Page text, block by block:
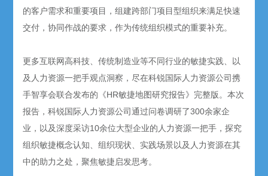
的客户需求和重要项目，组建跨部门项目型组织来满足快速
交付，协同作战的要求，作为传统组织模式的重要补充。
更多互联网高科技、传统制造业等不同行业的敏捷实践、以
及人力资源一把手观点洞察，尽在科锐国际人力资源公司携
手智享会联合发布的《HR敏捷地图研究报告》完整版。本次
报告，科锐国际人力资源公司通过问卷调研了300余家企
业，以及深度采访10余位大型企业的人力资源一把手，探究
组织敏捷概念认知、组织现状、实践场景以及人力资源在其
中的助力之处，聚焦敏捷启发思考。